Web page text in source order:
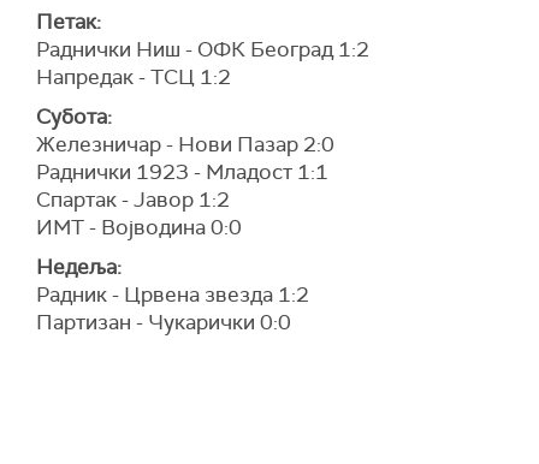
Петак:
Раднички Ниш - ОФК Београд 1:2
Напредак - ТСЦ 1:2
Субота:
Железничар - Нови Пазар 2:0
Раднички 1923 - Младост 1:1
Спартак - Јавор 1:2
ИМТ - Војводина 0:0
Недеља:
Радник - Црвена звезда 1:2
Партизан - Чукарички 0:0